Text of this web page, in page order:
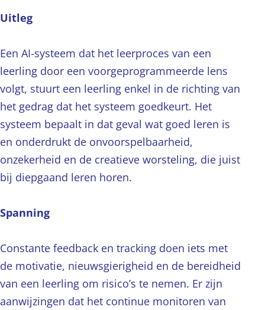
Uitleg
Een AI-systeem dat het leerproces van een
leerling door een voorgeprogrammeerde lens
volgt, stuurt een leerling enkel in de richting van
het gedrag dat het systeem goedkeurt. Het
systeem bepaalt in dat geval wat goed leren is
en onderdrukt de onvoorspelbaarheid,
onzekerheid en de creatieve worsteling, die juist
bij diepgaand leren horen.
Spanning
Constante feedback en tracking doen iets met
de motivatie, nieuwsgierigheid en de bereidheid
van een leerling om risico’s te nemen. Er zijn
aanwijzingen dat het continue monitoren van